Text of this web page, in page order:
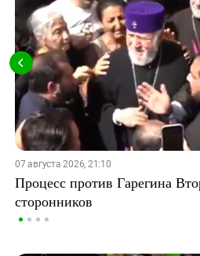
07 августа 2026, 21:10
Процесс против Гарегина
сторонников